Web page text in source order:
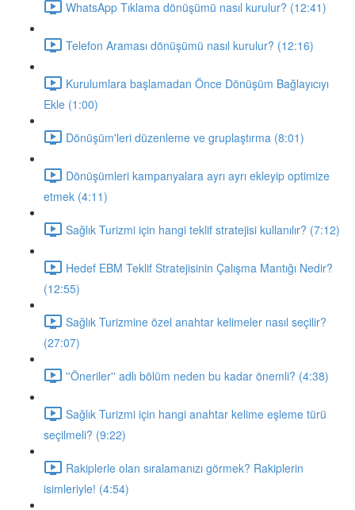
WhatsApp Tıklama dönüşümü nasıl kurulur? (12:41)
Telefon Araması dönüşümü nasıl kurulur? (12:16)
Kurulumlara başlamadan Önce Dönüşüm Bağlayıcıyı
Ekle (1:00)
Dönüşüm'leri düzenleme ve gruplaştırma (8:01)
Dönüşümleri kampanyalara ayrı ayrı ekleyip optimize
etmek (4:11)
Sağlık Turizmi için hangi teklif stratejisi kullanılır? (7:12)
Hedef EBM Teklif Stratejisinin Çalışma Mantığı Nedir?
(12:55)
Sağlık Turizmine özel anahtar kelimeler nasıl seçilir?
(27:07)
''Öneriler'' adlı bölüm neden bu kadar önemli? (4:38)
Sağlık Turizmi için hangi anahtar kelime eşleme türü
seçilmeli? (9:22)
Rakiplerle olan sıralamanızı görmek? Rakiplerin
isimleriyle! (4:54)